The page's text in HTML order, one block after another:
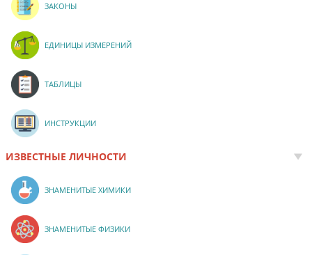
ЗАКОНЫ
ЕДИНИЦЫ ИЗМЕРЕНИЙ
ТАБЛИЦЫ
ИНСТРУКЦИИ
ИЗВЕСТНЫЕ ЛИЧНОСТИ
ЗНАМЕНИТЫЕ ХИМИКИ
ЗНАМЕНИТЫЕ ФИЗИКИ